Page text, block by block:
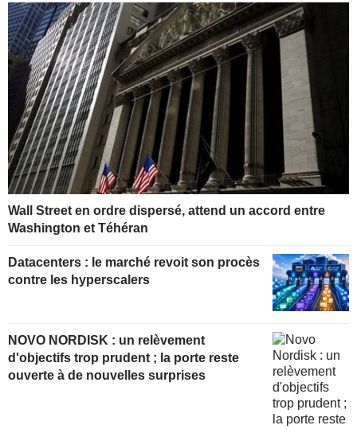
Wall Street en ordre dispersé, attend un accord entre
Washington et Téhéran
Datacenters : le marché revoit son procès
contre les hyperscalers
NOVO NORDISK : un relèvement
d'objectifs trop prudent ; la porte reste
ouverte à de nouvelles surprises